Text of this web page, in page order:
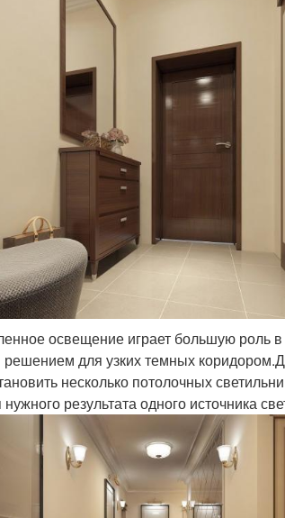
освещение играет большую роль
для узких темных
несколько потолочных
результата одного источника